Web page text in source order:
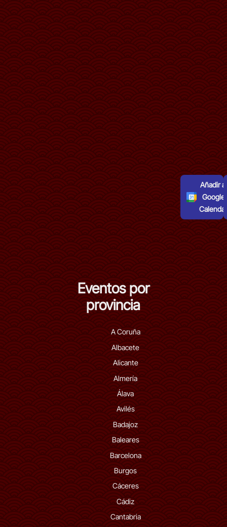
Añadir al
Google
Calendar
Eventos por
provincia
A Coruña
Albacete
Alicante
Almería
Álava
Avilés
Badajoz
Baleares
Barcelona
Burgos
Cáceres
Cádiz
Cantabria